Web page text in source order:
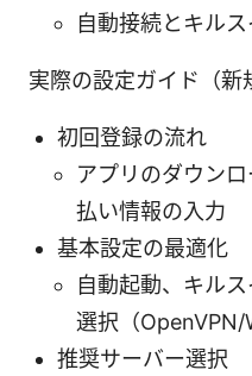
自動接続とキル
実際の設定ガイド（新
初回登録の流れ
アプリのダウン
払い情報の入力
基本設定の最適化
自動起動、キル
選択（OpenVPN/
推奨サーバー選択